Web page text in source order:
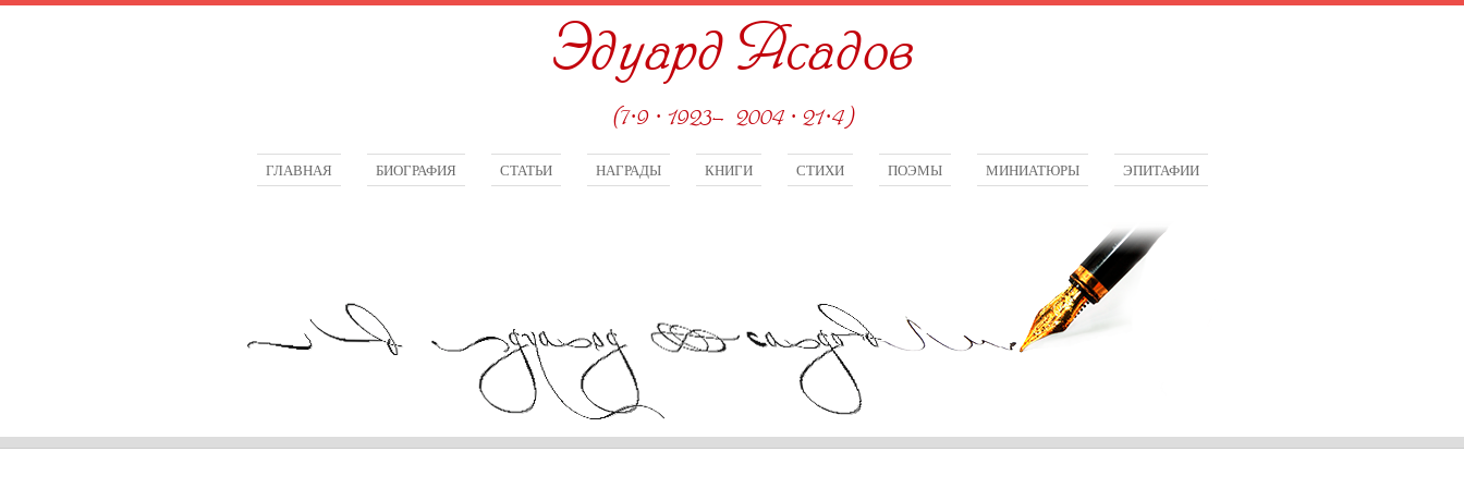
Эдуард Асадов
(7·9 · 1923—2004 · 21·4)
ГЛАВНАЯ БИОГРАФИЯ СТАТЬИ НАГРАДЫ КНИГИ СТИХИ ПОЭМЫ МИНИАТЮРЫ ЭПИТАФИИ